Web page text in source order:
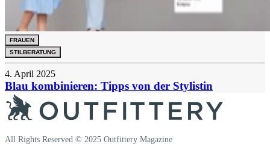
FRAUEN
STILBERATUNG
4. April 2025
Blau kombinieren: Tipps von der Stylistin
All Rights Reserved © 2025 Outfittery Magazine